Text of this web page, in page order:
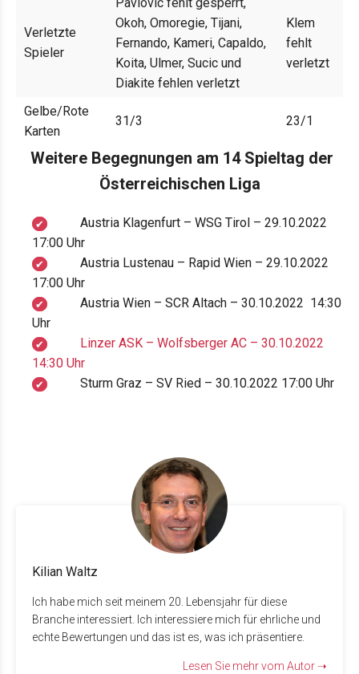
Verletzte
Spieler
Pavlovic fehlt gesperrt,
Okoh, Omoregie, Tijani,
Fernando, Kameri, Capaldo,
Koita, Ulmer, Sucic und
Diakite fehlen verletzt
Klem
fehlt
verletzt
Gelbe/Rote
Karten
31/3 23/1
Weitere Begegnungen am 14 Spieltag der
Österreichischen Liga
Austria Klagenfurt – WSG Tirol – 29.10.2022
17:00 Uhr
Austria Lustenau – Rapid Wien – 29.10.2022
17:00 Uhr
Austria Wien – SCR Altach – 30.10.2022 14:30
Uhr
Linzer ASK – Wolfsberger AC – 30.10.2022
14:30 Uhr
Sturm Graz – SV Ried – 30.10.2022 17:00 Uhr
Kilian Waltz
Ich habe mich seit meinem 20. Lebensjahr für diese
Branche interessiert. Ich interessiere mich für ehrliche und
echte Bewertungen und das ist es, was ich präsentiere.
Lesen Sie mehr vom Autor ➝